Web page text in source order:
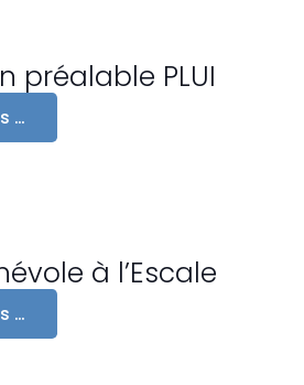
préalable PLUI
…
à l’Escale
…